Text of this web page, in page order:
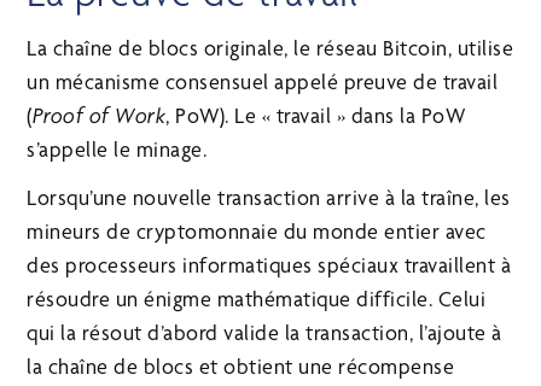
La chaîne de blocs originale, le réseau Bitcoin, utilise
un mécanisme consensuel appelé preuve de travail
(Proof of Work, PoW). Le « travail » dans la PoW
s’appelle le minage.
Lorsqu’une nouvelle transaction arrive à la traîne, les
mineurs de cryptomonnaie du monde entier avec
des processeurs informatiques spéciaux travaillent à
résoudre un énigme mathématique difficile. Celui
qui la résout d’abord valide la transaction, l’ajoute à
la chaîne de blocs et obtient une récompense